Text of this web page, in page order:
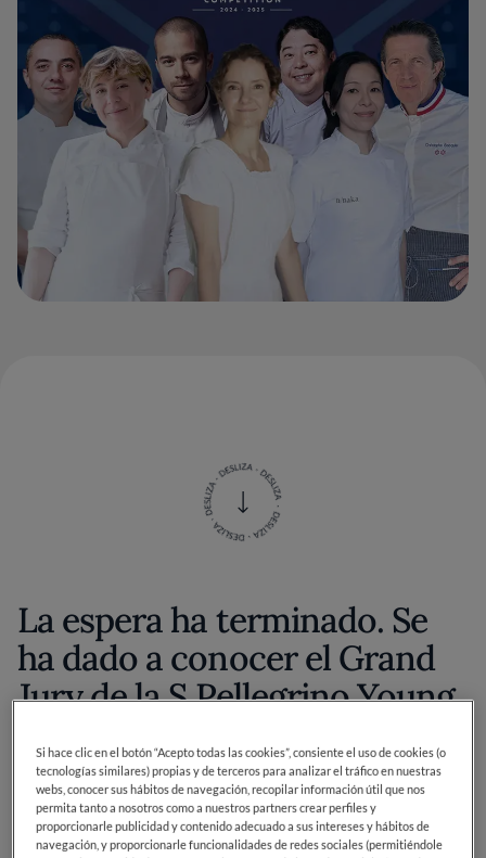
La espera ha terminado. Se
ha dado a conocer el Grand
Jury de la S.Pellegrino Young
2024-25, la búsqueda de
talentos culinarios más
reñida del mundo.
Si hace clic en el botón “Acepto todas las cookies”, consiente el uso de cookies (o
tecnologías similares) propias y de terceros para analizar el tráfico en nuestras
webs, conocer sus hábitos de navegación, recopilar información útil que nos
permita tanto a nosotros como a nuestros partners crear perfiles y
proporcionarle publicidad y contenido adecuado a sus intereses y hábitos de
navegación, y proporcionarle funcionalidades de redes sociales (permitiéndole